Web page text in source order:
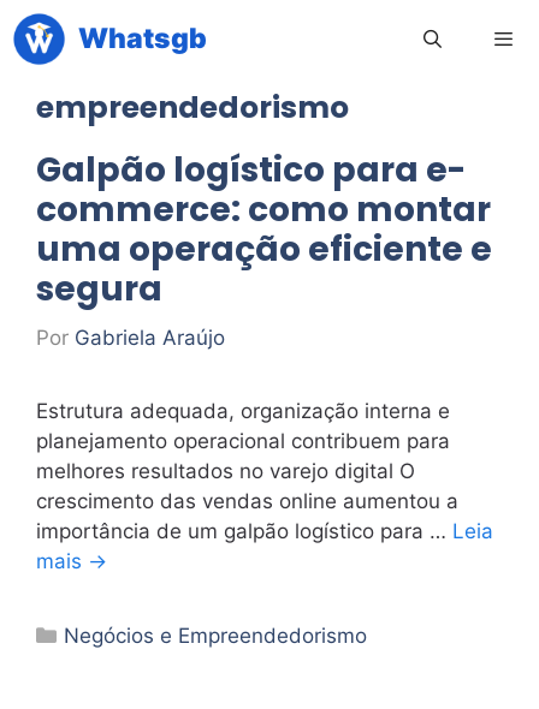
Pular
para
conteúdo
Whatsgb
empreendedorismo
Galpão logístico para e-
commerce: como montar
uma operação eficiente e
segura
Por Gabriela Araújo
Estrutura adequada, organização interna e
planejamento operacional contribuem para
melhores resultados no varejo digital O
crescimento das vendas online aumentou a
importância de um galpão logístico para … Leia
mais →
Categorias
Negócios e Empreendedorismo